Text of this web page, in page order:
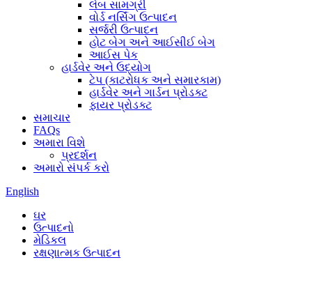
લેબ સામગ્રી
વોર્ડ નર્સિંગ ઉત્પાદન
સર્જરી ઉત્પાદન
હોટ બેગ અને આઈસીઈ બેગ
આઈસ પેક
હાર્ડવેર અને ઉદ્યોગ
ટેપ (કાટરોધક અને સમારકામ)
હાર્ડવેર અને ગાર્ડન પ્રોડક્ટ
ફાયર પ્રોડક્ટ
સમાચાર
FAQs
અમારા વિશે
પ્રદર્શન
અમારો સંપર્ક કરો
English
ઘર
ઉત્પાદનો
મેડિકલ
રક્ષણાત્મક ઉત્પાદન